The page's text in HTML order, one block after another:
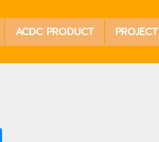
ACDC PRODUCT PROJECT